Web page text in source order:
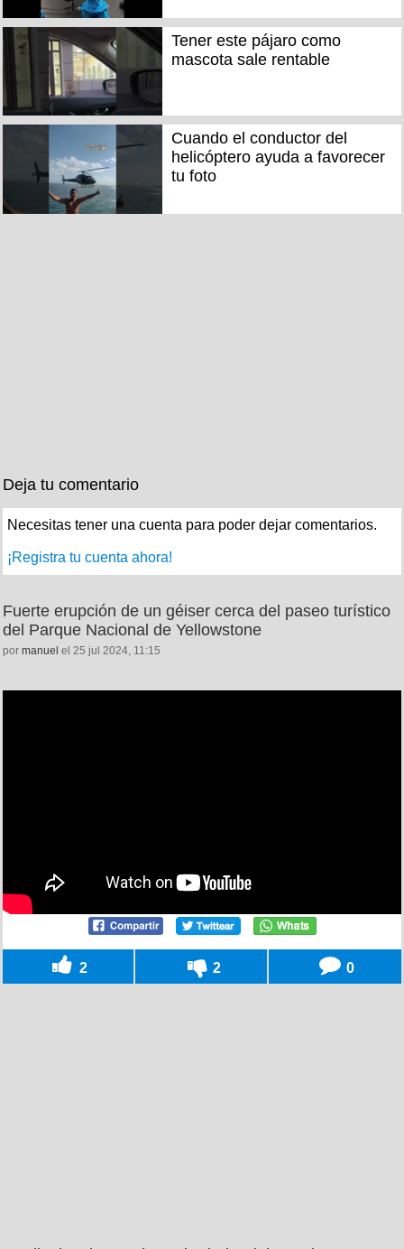
Tener este pájaro como
mascota sale rentable
Cuando el conductor del
helicóptero ayuda a favorecer
tu foto
Deja tu comentario
Necesitas tener una cuenta para poder dejar comentarios.
¡Registra tu cuenta ahora!
Fuerte erupción de un géiser cerca del paseo turístico
del Parque Nacional de Yellowstone
por manuel el 25 jul 2024, 11:15
2 2 0